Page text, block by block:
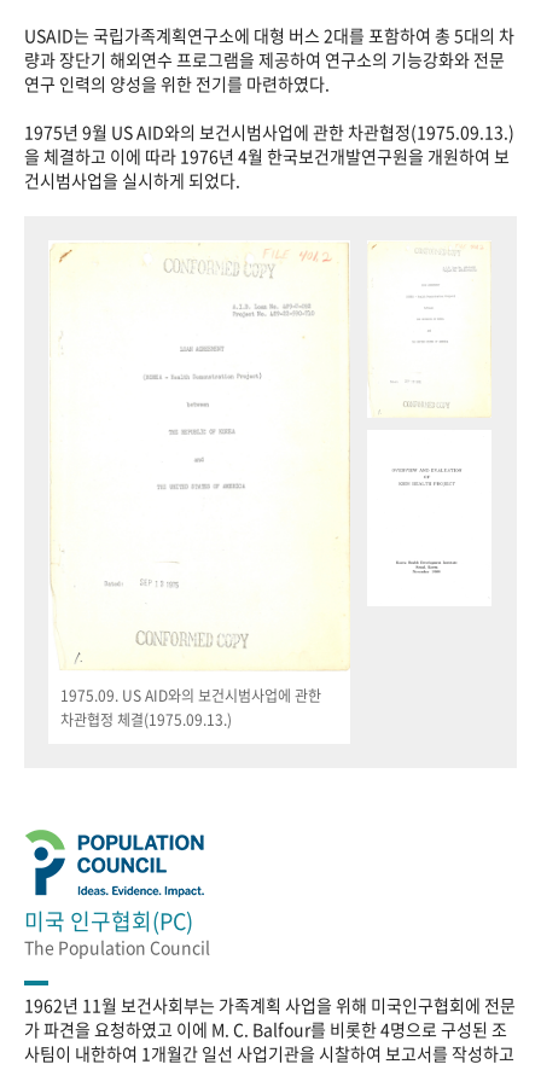
USAID는 국립가족계획연구소에 대형 버스 2대를 포함하여 총 5대의 차
량과 장단기 해외연수 프로그램을 제공하여 연구소의 기능강화와 전문
연구 인력의 양성을 위한 전기를 마련하였다.
1975년 9월 US AID와의 보건시범사업에 관한 차관협정(1975.09.13.)
을 체결하고 이에 따라 1976년 4월 한국보건개발연구원을 개원하여 보
건시범사업을 실시하게 되었다.
1975.09. US AID와의 보건시범사업에 관한
차관협정 체결(1975.09.13.)
미국 인구협회(PC)
The Population Council
1962년 11월 보건사회부는 가족계획 사업을 위해 미국인구협회에 전문
가 파견을 요청하였고 이에 M. C. Balfour를 비롯한 4명으로 구성된 조
사팀이 내한하여 1개월간 일선 사업기관을 시찰하여 보고서를 작성하고